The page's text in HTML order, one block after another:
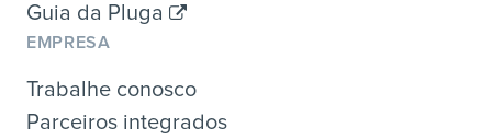
Guia da Pluga
EMPRESA
Trabalhe conosco
Parceiros integrados